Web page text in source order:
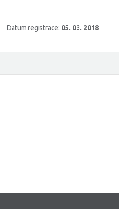
Datum registrace: 05. 03. 2018